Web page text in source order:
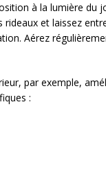
à la lumière du
et laissez
Aérez
par exemple,
: